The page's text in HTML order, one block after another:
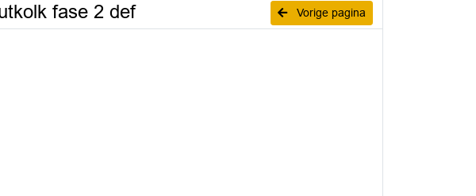
Vorige pagina
fase 2 def